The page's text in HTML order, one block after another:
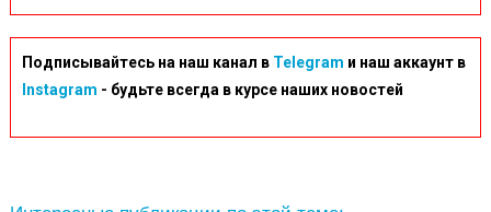
Подписывайтесь на наш канал в Telegram и наш аккаунт в
Instagram - будьте всегда в курсе наших новостей